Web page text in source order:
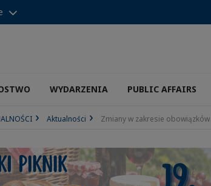
WYDARZENIA PUBLIC AFFAIRS
Aktualności Zmiany w zakresie